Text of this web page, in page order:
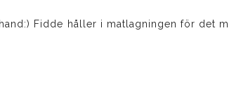
Fidde håller i matlagningen för det